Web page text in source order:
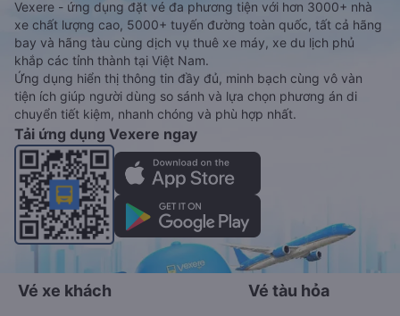
Vexere - ứng dụng đặt vé đa phương tiện với hơn 3000+ nhà
xe chất lượng cao, 5000+ tuyến đường toàn quốc, tất cả hãng
bay và hãng tàu cùng dịch vụ thuê xe máy, xe du lịch phủ
khắp các tỉnh thành tại Việt Nam.
Ứng dụng hiển thị thông tin đầy đủ, minh bạch cùng vô vàn
tiện ích giúp người dùng so sánh và lựa chọn phương án di
chuyển tiết kiệm, nhanh chóng và phù hợp nhất.
Tải ứng dụng Vexere ngay
Vé xe khách Vé tàu hỏa